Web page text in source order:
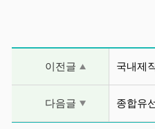
이전글 국내제
다음글 종합유